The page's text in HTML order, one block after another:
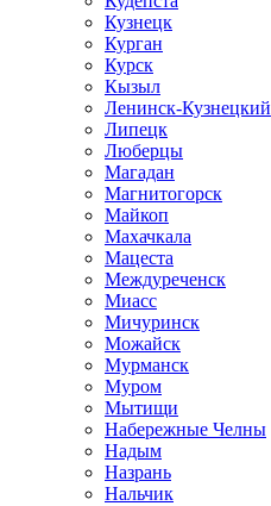
Кузнецк
Курган
Курск
Кызыл
Ленинск-Кузнецкий
Липецк
Люберцы
Магадан
Магнитогорск
Майкоп
Махачкала
Мацеста
Междуреченск
Миасс
Мичуринск
Можайск
Мурманск
Муром
Мытищи
Набережные Челны
Надым
Назрань
Нальчик